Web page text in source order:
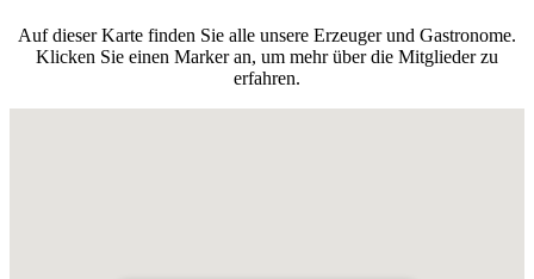
Auf dieser Karte finden Sie alle unsere Erzeuger und Gastronome.
Klicken Sie einen Marker an, um mehr über die Mitglieder zu
erfahren.